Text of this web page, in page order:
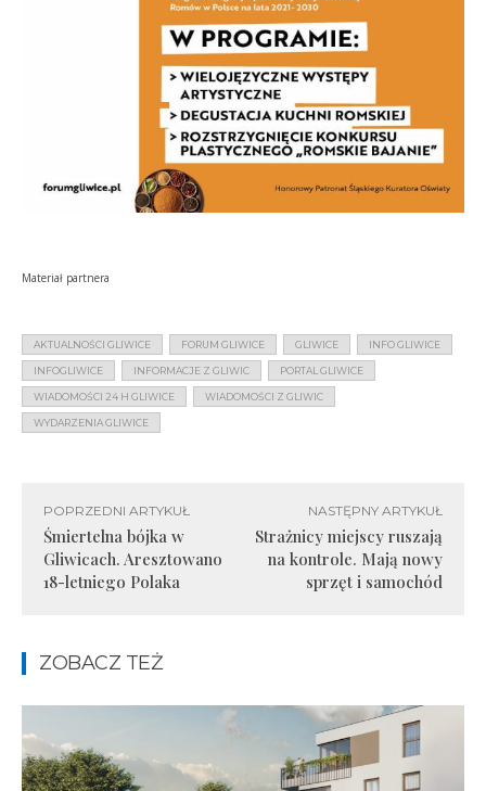
Materiał partnera
AKTUALNOŚCI GLIWICE FORUM GLIWICE GLIWICE INFO GLIWICE
INFOGLIWICE INFORMACJE Z GLIWIC PORTAL GLIWICE
WIADOMOŚCI 24 H GLIWICE WIADOMOŚCI Z GLIWIC
WYDARZENIA GLIWICE
POPRZEDNI ARTYKUŁ
Śmiertelna bójka w
Gliwicach. Aresztowano
18-letniego Polaka
NASTĘPNY ARTYKUŁ
Strażnicy miejscy ruszają
na kontrole. Mają nowy
sprzęt i samochód
ZOBACZ TEŻ